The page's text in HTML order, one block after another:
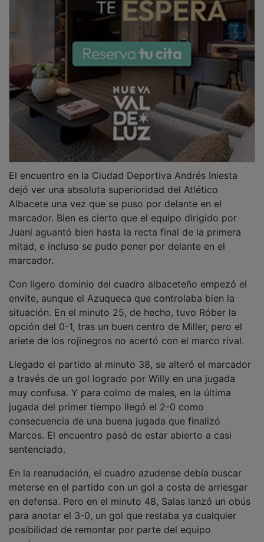
Con ligero dominio del cuadro albaceteño empezó el
envite, aunque el Azuqueca que controlaba bien la
situación. En el minuto 25, de hecho, tuvo Róber la
opción del 0-1, tras un buen centro de Miller, pero el
ariete de los rojinegros no acertó con el marco rival.
Llegado el partido al minuto 38, se alteró el marcador
a través de un gol logrado por Willy en una jugada
muy confusa. Y para colmo de males, en la última
jugada del primer tiempo llegó el 2-0 como
Marcos. El encuentro pasó de estar abierto a casi
sentenciado.
En la reanudación, el cuadro azudense debía buscar
meterse en el partido con un gol a costa de arriesgar
en defensa. Pero en el minuto 48, Salas lanzó un obús
para anotar el 3-0, un gol que restaba ya cualquier
azudense.
A partir de ahí, el encuentro entró en un ir y venir
constante, pero ya sin apenas ocasiones de gol. Hasta
que Marcos ubicó el 4-0 en el marcador al finalizar
Azuqueca muy avanzada, en el minuto 88. Es el
vigésimo gol del joven ariete en lo que va de
temporada y que le coloca como el máximo artillero
del grupo 18.
PUBLICIDAD